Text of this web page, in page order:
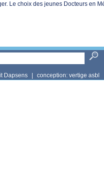
Le choix des jeunes Docteurs en
Dapsens conception: vertige asbl